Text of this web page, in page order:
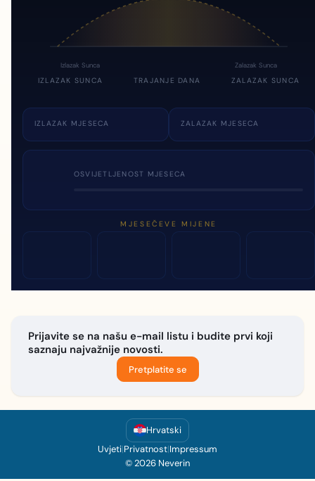
Izlazak Sunca Zalazak Sunca
IZLAZAK SUNCA TRAJANJE DANA ZALAZAK SUNCA
IZLAZAK MJESECA ZALAZAK MJESECA
OSVIJETLJENOST MJESECA
MJESEČEVE MIJENE
Prijavite se na našu e-mail listu i budite prvi koji
saznaju najvažnije novosti.
Pretplatite se
Hrvatski
Uvjeti|Privatnost|Impressum
© 2026 Neverin